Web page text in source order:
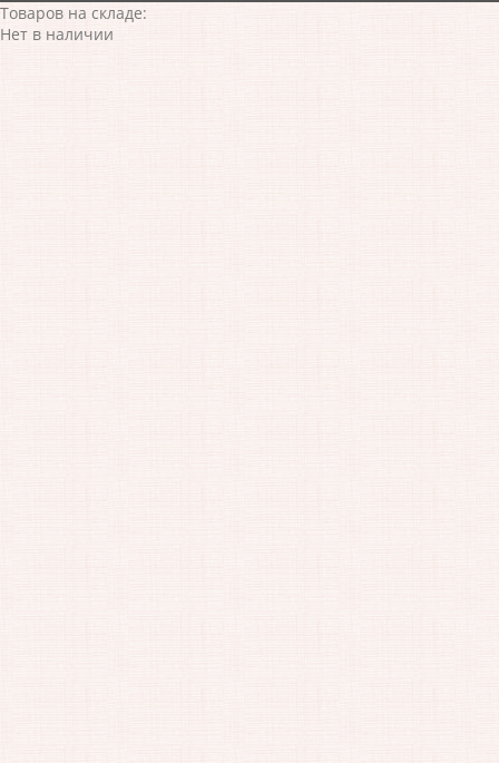
Товаров на складе:
Нет в наличии